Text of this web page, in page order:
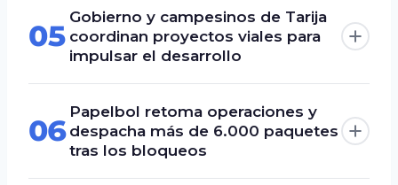
05
Gobierno y campesinos de Tarija
coordinan proyectos viales para
impulsar el desarrollo
06
Papelbol retoma operaciones y
despacha más de 6.000 paquetes
tras los bloqueos